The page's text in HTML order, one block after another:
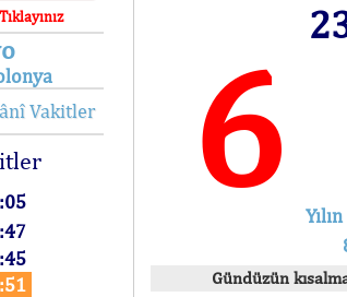
Vakitler 6
Gündüzün